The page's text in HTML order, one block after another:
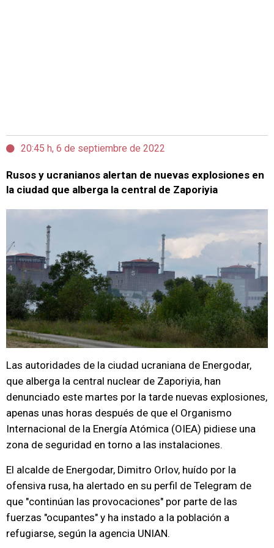
20:45 h, 6 de septiembre de 2022
Rusos y ucranianos alertan de nuevas explosiones en
la ciudad que alberga la central de Zaporiyia
Las autoridades de la ciudad ucraniana de Energodar,
que alberga la central nuclear de Zaporiyia, han
denunciado este martes por la tarde nuevas explosiones,
apenas unas horas después de que el Organismo
Internacional de la Energía Atómica (OIEA) pidiese una
zona de seguridad en torno a las instalaciones.
El alcalde de Energodar, Dimitro Orlov, huído por la
ofensiva rusa, ha alertado en su perfil de Telegram de
que "continúan las provocaciones" por parte de las
fuerzas "ocupantes" y ha instado a la población a
refugiarse, según la agencia UNIAN.